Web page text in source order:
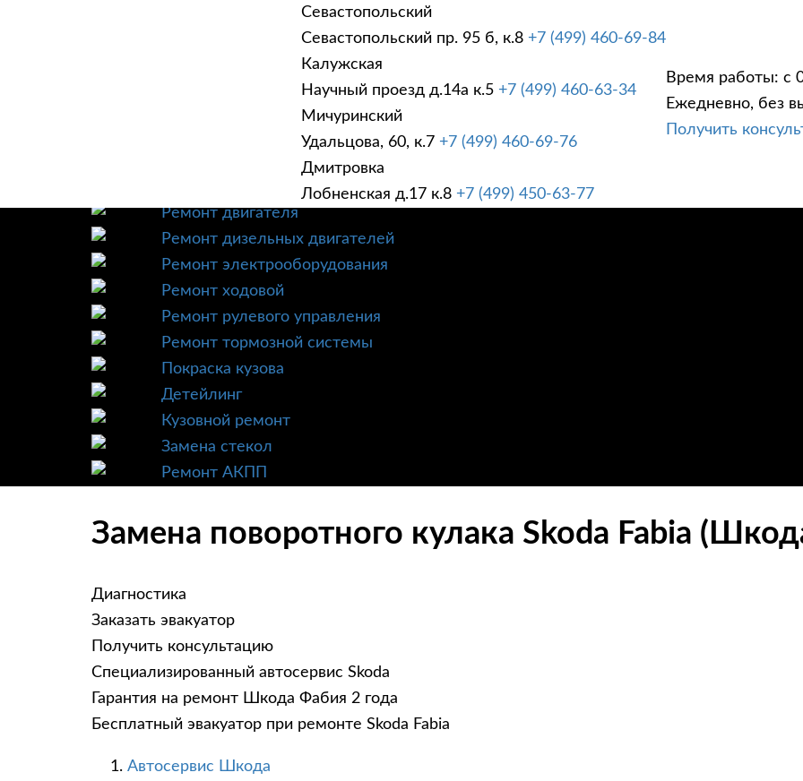
Севастопольский
Севастопольский пр. 95 б, к.8 +7 (499) 460-69-84
Калужская
Научный проезд д.14а к.5 +7 (499) 460-63-34
Мичуринский
Удальцова, 60, к.7 +7 (499) 460-69-76
Дмитровка
Лобненская д.17 к.8 +7 (499) 450-63-77
Время работы: с
Ежедневно, без
Получить
УСЛУГИ
Техническое обслуживание
Ремонт трансмиссии
Ремонт двигателя
Ремонт дизельных двигателей
Ремонт электрооборудования
Ремонт ходовой
Ремонт рулевого управления
Ремонт тормозной системы
Покраска кузова
Детейлинг
Кузовной ремонт
Замена стекол
Ремонт АКПП
Замена поворотного кулака Skoda Fabia
Диагностика
Заказать эвакуатор
Получить консультацию
Специализированный автосервис Skoda
Гарантия на ремонт Шкода Фабия 2 года
Бесплатный эвакуатор при ремонте Skoda Fabia
Автосервис Шкода